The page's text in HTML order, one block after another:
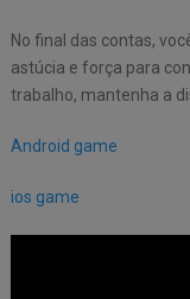
No final das contas,
astúcia e força para
trabalho, mantenha a
Android game
ios game